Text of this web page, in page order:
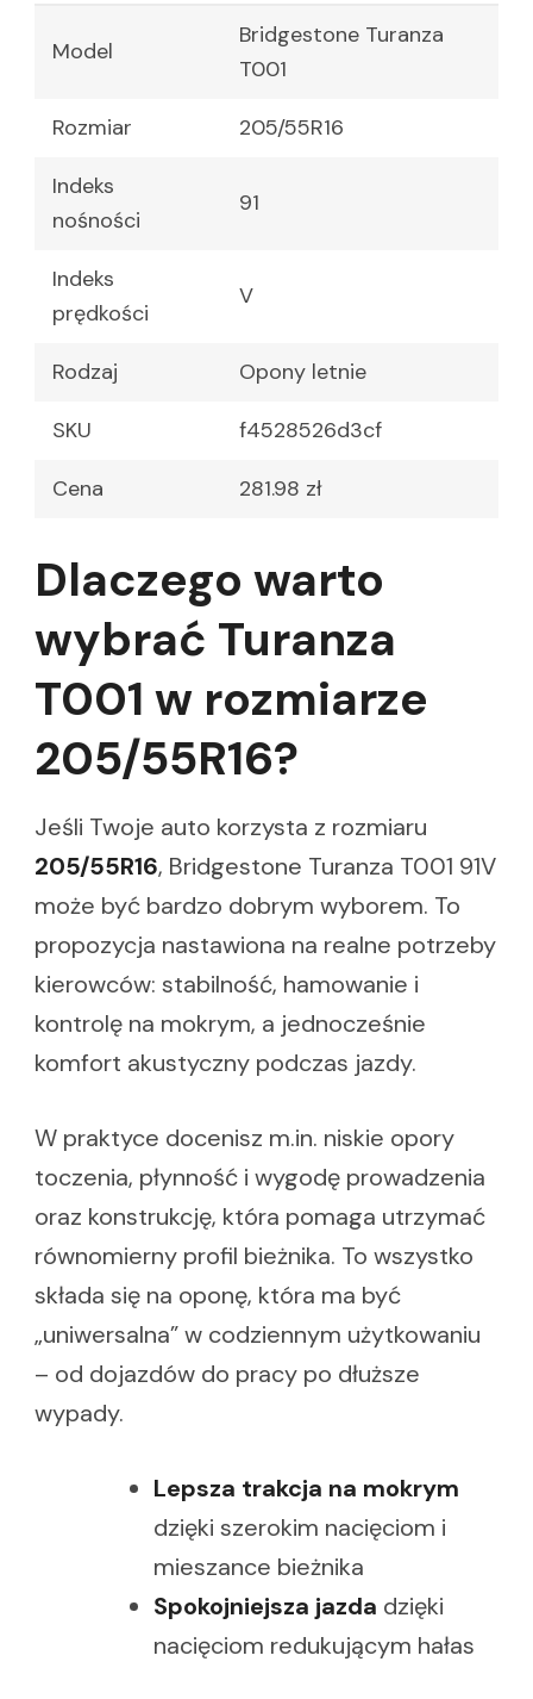
Model
Bridgestone Turanza
T001
Rozmiar 205/55R16
Indeks
nośności
91
Indeks
prędkości
V
Rodzaj Opony letnie
SKU f4528526d3cf
Cena 281.98 zł
Dlaczego warto
wybrać Turanza
T001 w rozmiarze
205/55R16?
Jeśli Twoje auto korzysta z rozmiaru
205/55R16, Bridgestone Turanza T001 91V
może być bardzo dobrym wyborem. To
propozycja nastawiona na realne potrzeby
kierowców: stabilność, hamowanie i
kontrolę na mokrym, a jednocześnie
komfort akustyczny podczas jazdy.
W praktyce docenisz m.in. niskie opory
toczenia, płynność i wygodę prowadzenia
oraz konstrukcję, która pomaga utrzymać
równomierny profil bieżnika. To wszystko
składa się na oponę, która ma być
„uniwersalna” w codziennym użytkowaniu
– od dojazdów do pracy po dłuższe
wypady.
Lepsza trakcja na mokrym
dzięki szerokim nacięciom i
mieszance bieżnika
Spokojniejsza jazda dzięki
nacięciom redukującym hałas